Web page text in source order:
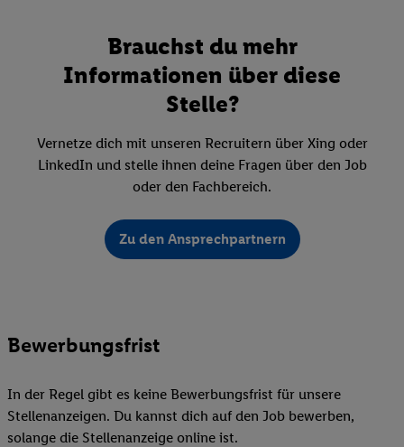
Brauchst du mehr
Informationen über diese
Stelle?
Vernetze dich mit unseren Recruitern über Xing oder
LinkedIn und stelle ihnen deine Fragen über den Job
oder den Fachbereich.
Zu den Ansprechpartnern
Bewerbungsfrist
In der Regel gibt es keine Bewerbungsfrist für unsere
Stellenanzeigen. Du kannst dich auf den Job bewerben,
solange die Stellenanzeige online ist.